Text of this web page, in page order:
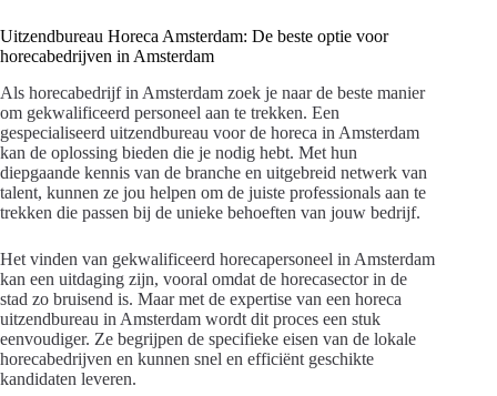
Uitzendbureau Horeca Amsterdam: De beste optie voor
horecabedrijven in Amsterdam
Als horecabedrijf in Amsterdam zoek je naar de beste manier
om gekwalificeerd personeel aan te trekken. Een
gespecialiseerd uitzendbureau voor de horeca in Amsterdam
kan de oplossing bieden die je nodig hebt. Met hun
diepgaande kennis van de branche en uitgebreid netwerk van
talent, kunnen ze jou helpen om de juiste professionals aan te
trekken die passen bij de unieke behoeften van jouw bedrijf.
Het vinden van gekwalificeerd horecapersoneel in Amsterdam
kan een uitdaging zijn, vooral omdat de horecasector in de
stad zo bruisend is. Maar met de expertise van een horeca
uitzendbureau in Amsterdam wordt dit proces een stuk
eenvoudiger. Ze begrijpen de specifieke eisen van de lokale
horecabedrijven en kunnen snel en efficiënt geschikte
kandidaten leveren.